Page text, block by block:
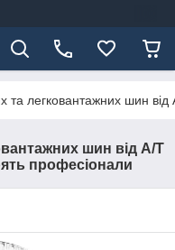
та легковантажних шин
шин від A/T
професіонали